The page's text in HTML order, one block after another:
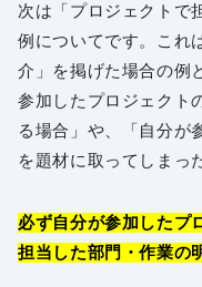
次は「プロジェクトで
例についてです。これ
介」を掲げた場合の例
参加したプロジェクト
る場合」や、「自分が
を題材に取ってしまっ
必ず自分が参加したプ
担当した部門・作業の